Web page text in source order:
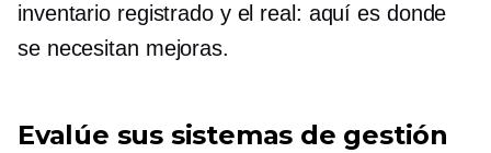
inventario registrado y el real: aquí es donde
se necesitan mejoras.
Evalúe sus sistemas de gestión